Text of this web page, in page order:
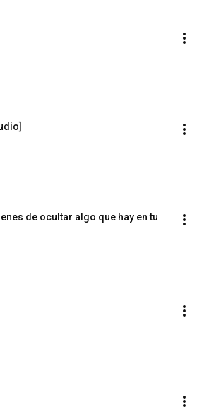
de ocultar algo que hay en tu